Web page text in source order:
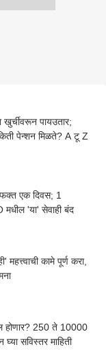
खुर्चीवरून पायउतार;
किती पेन्शन मिळते? A टू Z
एक दिवस; 1
'या' सेवाही बंद
महत्त्वाची कामे पूर्ण करा,
होणार? 250 ते 10000
सविस्तर माहिती